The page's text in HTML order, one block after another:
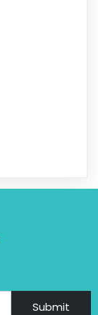
Submit